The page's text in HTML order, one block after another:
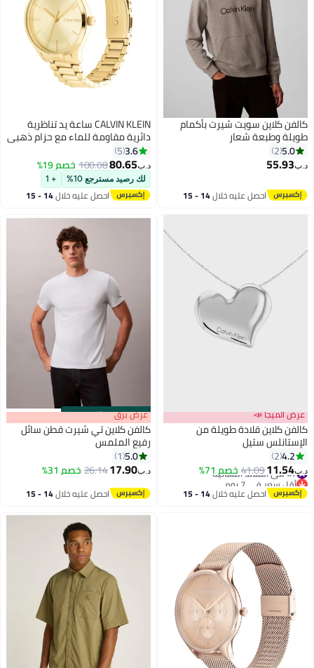
كالفن كلاين سويت شيرت بأكمام
طويلة وطبعة شعار
5.0
2
د.ب‏55.93
احصل عليه خلال 14 - 15
CALVIN KLEIN ساعة يد تناظرية
دائرية مقاومة للماء مع حزام ذهبي
25200043
3.6
5
د.ب‏80.65
100.08خصم 19%
لك رصيد مسترجع 10% + 1
احصل عليه خلال 14 - 15
عرض الميجا 📣
كالفن كلاين قلادة طويلة من
الإستانلس ستيل
4.2
2
د.ب‏11.54
41.09خصم 71% #7 في القلائد النسائية
أقل سعر في 7 يوم
#7 في القلائد النسائية احصل عليه خلال 14 - 15
00m:00s
·باقي 100% عرض برق
كالفن كلاين تي شيرت قطن سائل
رفيع الملمس
5.0
1
د.ب‏17.90
26.14خصم 31%
احصل عليه خلال 14 - 15